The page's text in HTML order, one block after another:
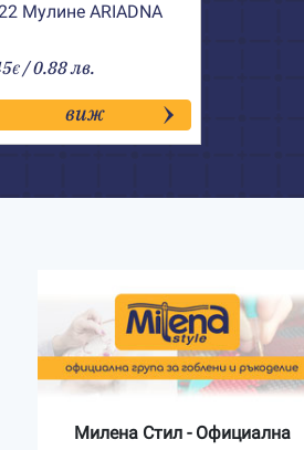
Мулине АRIADNA
€ / 0.88 лв.
виж
Милена Стил - Официална